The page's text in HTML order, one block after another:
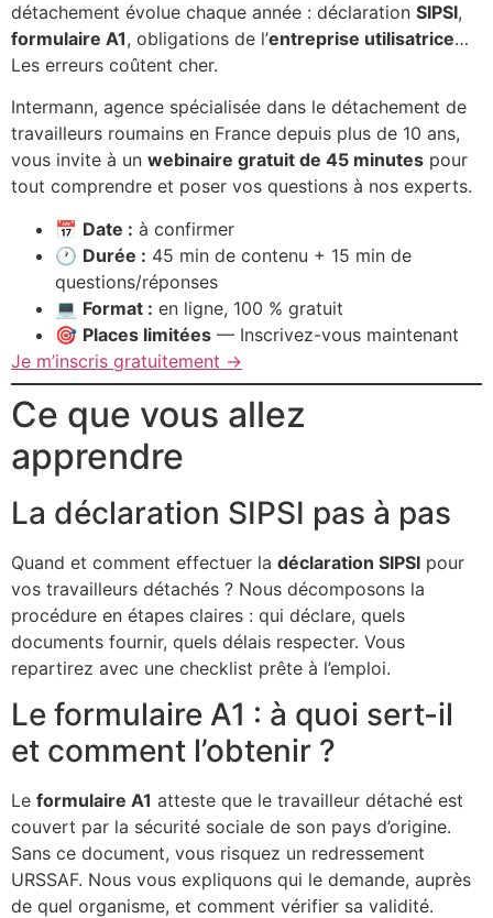
détachement évolue chaque année : déclaration SIPSI,
formulaire A1, obligations de l’entreprise utilisatrice…
Les erreurs coûtent cher.
Intermann, agence spécialisée dans le détachement de
travailleurs roumains en France depuis plus de 10 ans,
vous invite à un webinaire gratuit de 45 minutes pour
tout comprendre et poser vos questions à nos experts.
📅 Date : à confirmer
🕐 Durée : 45 min de contenu + 15 min de
questions/réponses
💻 Format : en ligne, 100 % gratuit
🎯 Places limitées — Inscrivez-vous maintenant
Je m’inscris gratuitement →
Ce que vous allez
apprendre
La déclaration SIPSI pas à pas
Quand et comment effectuer la déclaration SIPSI pour
vos travailleurs détachés ? Nous décomposons la
procédure en étapes claires : qui déclare, quels
documents fournir, quels délais respecter. Vous
repartirez avec une checklist prête à l’emploi.
Le formulaire A1 : à quoi sert-il
et comment l’obtenir ?
Le formulaire A1 atteste que le travailleur détaché est
couvert par la sécurité sociale de son pays d’origine.
Sans ce document, vous risquez un redressement
URSSAF. Nous vous expliquons qui le demande, auprès
de quel organisme, et comment vérifier sa validité.